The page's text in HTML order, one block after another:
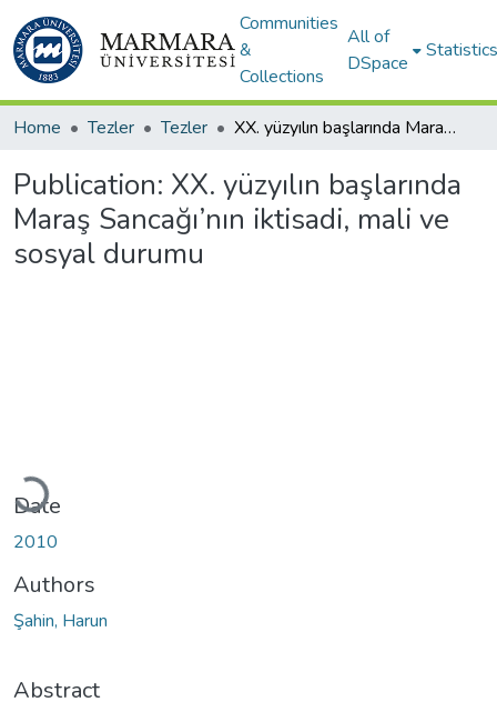
Communities
&
Collections
All of
DSpace
Statistics
Home Tezler Tezler XX. yüzyılın başlarında Maraş Sancağı’nın iktisadi, mali ve sosyal durumu
Publication: XX. yüzyılın başlarında
Maraş Sancağı’nın iktisadi, mali ve
sosyal durumu
Loading...
Date
2010
Authors
Şahin, Harun
Abstract